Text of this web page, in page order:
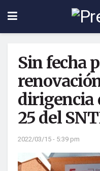
Sin fecha
dirigencia
25 del
2022/03/15 - 5:39 pm